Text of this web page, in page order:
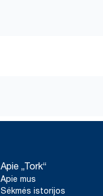
Apie „Tork“
Apie mus
Sėkmės istorijos